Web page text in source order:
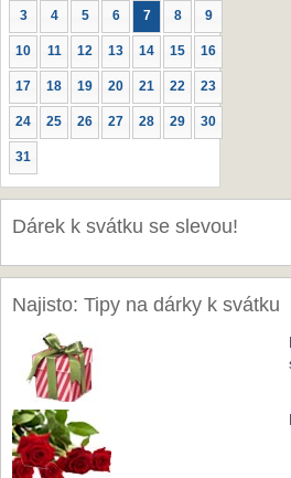
3 4 5 6 7 8 9
10 11 12 13 14 15 16
17 18 19 20 21 22 23
24 25 26 27 28 29 30
31
Dárek k svátku se slevou!
Najisto: Tipy na dárky k svátku